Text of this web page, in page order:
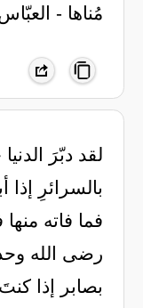
مُناها -
‏لقد دبّرَ
بالسرائرِ ‏إذا
‏فما فاته
رضى الله
بصابر ‏إذا كنتَ